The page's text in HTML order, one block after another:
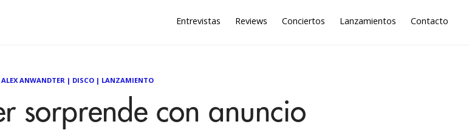
Entrevistas Reviews Conciertos Lanzamientos Contacto
ALEX ANWANDTER| DISCO| LANZAMIENTO
sorprende con anuncio